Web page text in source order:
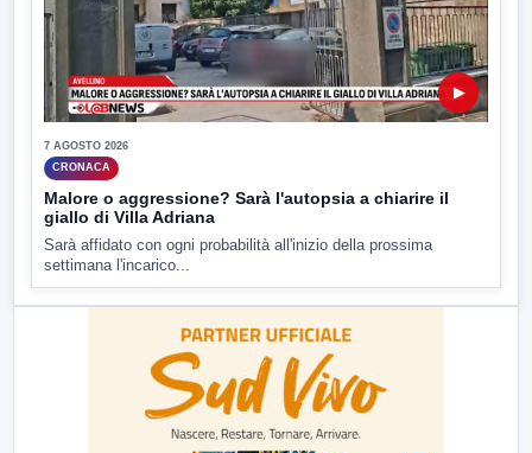
▶
7 AGOSTO 2026
CRONACA
Malore o aggressione? Sarà l'autopsia a chiarire il
giallo di Villa Adriana
Sarà affidato con ogni probabilità all'inizio della prossima
settimana l'incarico...